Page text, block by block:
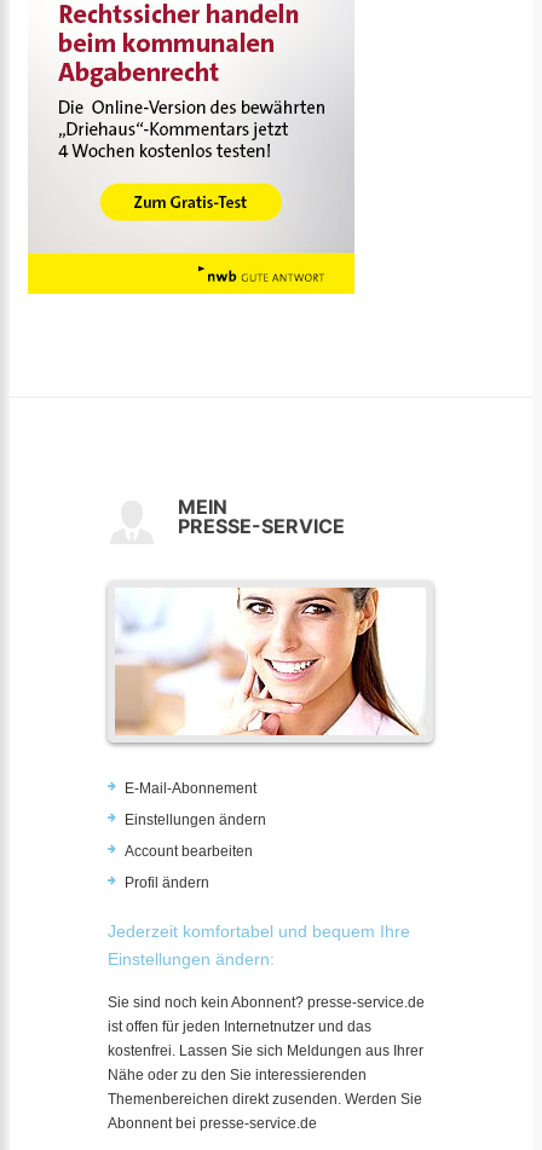
MEIN
PRESSE-SERVICE
E-Mail-Abonnement
Einstellungen ändern
Account bearbeiten
Profil ändern
Jederzeit komfortabel und bequem Ihre
Einstellungen ändern:
Sie sind noch kein Abonnent? presse-service.de
ist offen für jeden Internetnutzer und das
kostenfrei. Lassen Sie sich Meldungen aus Ihrer
Nähe oder zu den Sie interessierenden
Themenbereichen direkt zusenden. Werden Sie
Abonnent bei presse-service.de